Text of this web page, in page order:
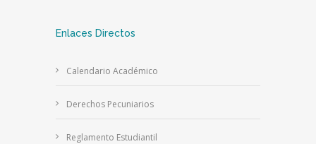
Enlaces Directos
Calendario Académico
Derechos Pecuniarios
Reglamento Estudiantil